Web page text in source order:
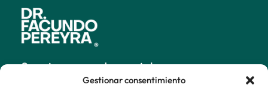
Gestionar consentimiento
Seguinos en redes sociales